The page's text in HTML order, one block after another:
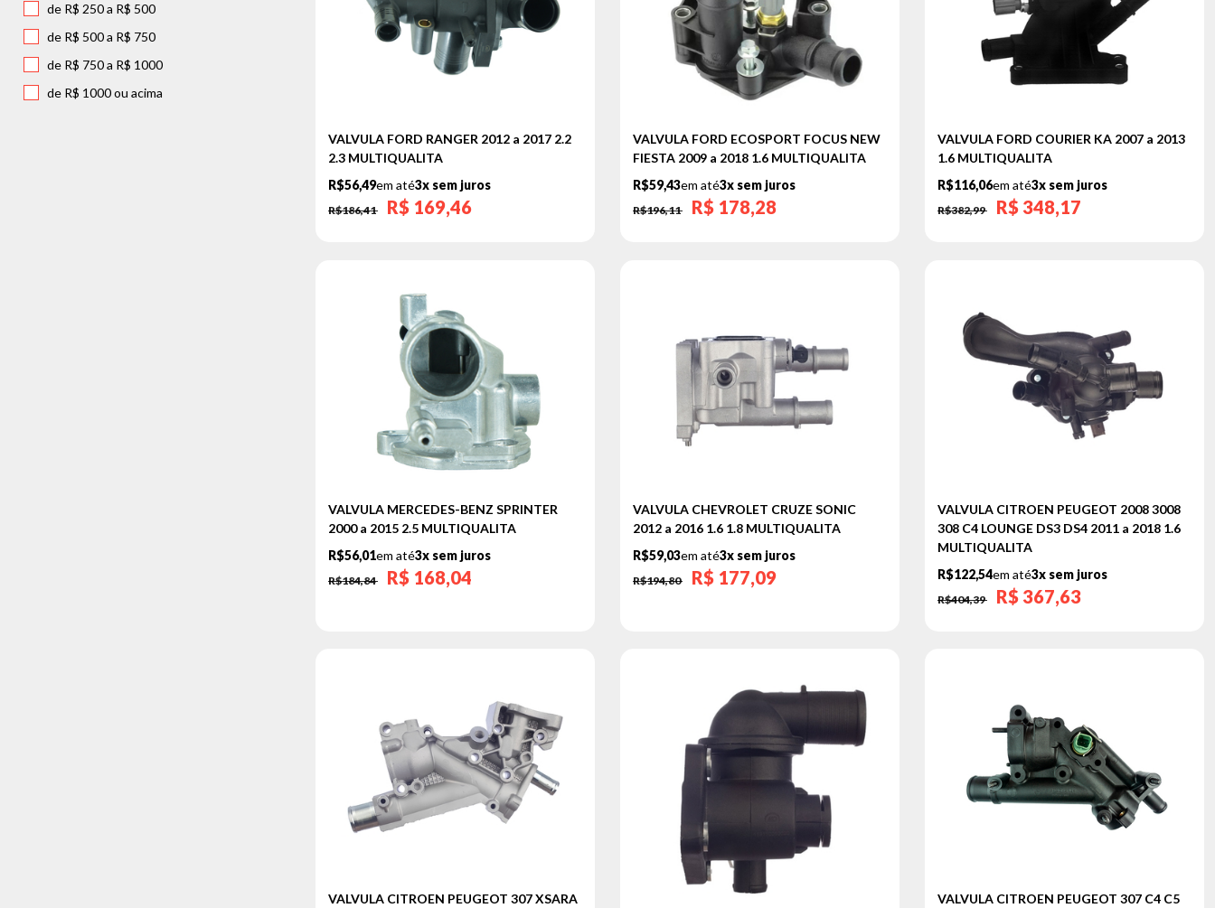
XSARA
CHEVROLET
CHEVETTE
de R$ 250 a R$ 500
de R$ 500 a R$ 750
de R$ 750 a R$ 1000
de R$ 1000 ou acima
VALVULA FORD RANGER 2012 a 2017 2.2
2.3 MULTIQUALITA
R$56,49em até3x sem juros
R$186,41 R$ 169,46
VALVULA FORD ECOSPORT FOCUS NEW
FIESTA 2009 a 2018 1.6 MULTIQUALITA
R$59,43em até3x sem juros
R$196,11 R$ 178,28
VALVULA FORD COURIER KA 2007 a 2013
1.6 MULTIQUALITA
R$116,06em até3x sem juros
R$382,99 R$ 348,17
VALVULA MERCEDES-BENZ SPRINTER
2000 a 2015 2.5 MULTIQUALITA
R$56,01em até3x sem juros
R$184,84 R$ 168,04
VALVULA CHEVROLET CRUZE SONIC
2012 a 2016 1.6 1.8 MULTIQUALITA
R$59,03em até3x sem juros
R$194,80 R$ 177,09
VALVULA CITROEN PEUGEOT 2008 3008
308 C4 LOUNGE DS3 DS4 2011 a 2018 1.6
MULTIQUALITA
R$122,54em até3x sem juros
R$404,39 R$ 367,63
VALVULA CITROEN PEUGEOT 307 XSARA
VALVULA CITROEN PEUGEOT 307 C4 C5